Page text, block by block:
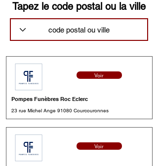
Tapez le code postal ou la ville
Voir
Pompes Funèbres Roc Eclerc
23 rue Michel Ange 91080 Courcouronnes
Voir